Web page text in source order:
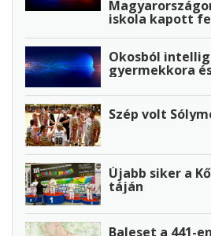
iskola kapott
Okosból
gyermekkora
Szép volt
Újabb siker a
táján
Baleset a 441-